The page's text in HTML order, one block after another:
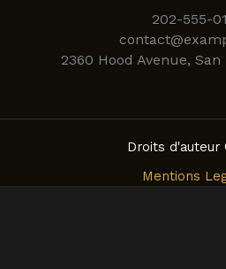
202-555-
2360 Hood Avenue, San
Droits d'auteur
Mentions